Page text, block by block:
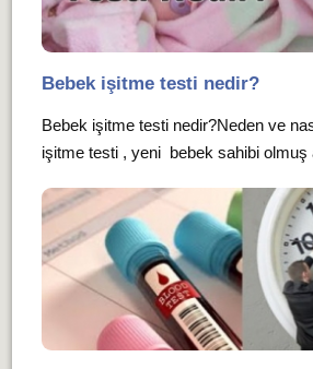
Bebek işitme testi nedir?
Bebek işitme testi nedir?Neden ve
işitme testi , yeni bebek sahibi olmuş